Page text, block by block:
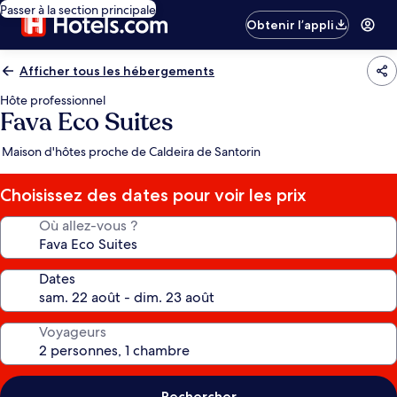
Passer à la section principale
Obtenir l’appli
Afficher tous les hébergements
Hôte professionnel
Fava Eco Suites
Maison d'hôtes proche de Caldeira de Santorin
Choisissez des dates pour voir les prix
Où allez-vous ?
Dates
Voyageurs